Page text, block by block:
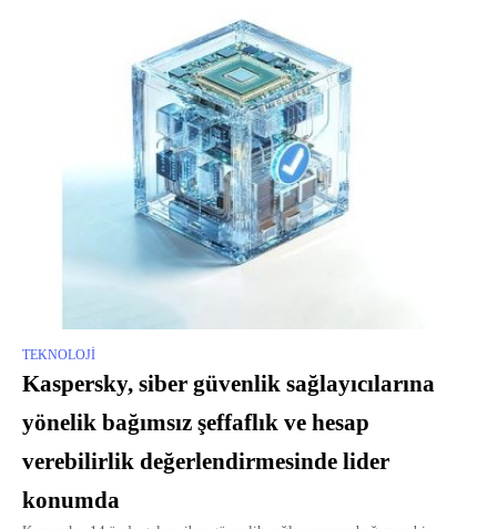
TEKNOLOJI
Kaspersky, siber güvenlik sağlayıcılarına
yönelik bağımsız şeffaflık ve hesap
verebilirlik değerlendirmesinde lider
konumda